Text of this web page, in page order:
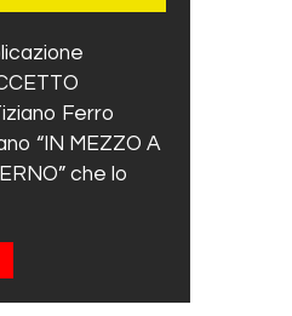
Ferro
“IN MEZZO A
che lo